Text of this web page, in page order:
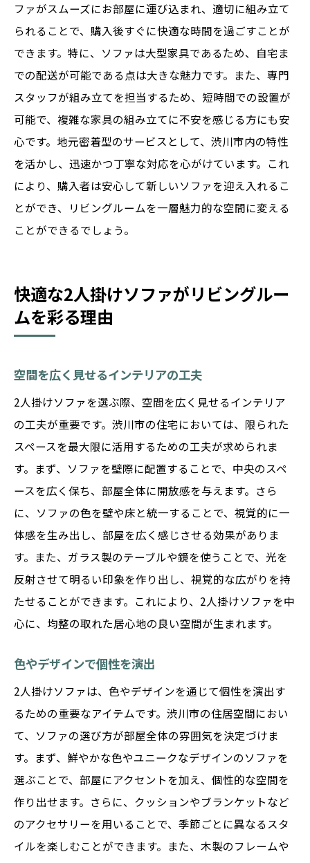
ファがスムーズにお部屋に運び込まれ、適切に組み立て
られることで、購入後すぐに快適な時間を過ごすことが
できます。特に、ソファは大型家具であるため、自宅ま
での配送が可能である点は大きな魅力です。また、専門
スタッフが組み立てを担当するため、短時間での設置が
可能で、複雑な家具の組み立てに不安を感じる方にも安
心です。地元密着型のサービスとして、渋川市内の特性
を活かし、迅速かつ丁寧な対応を心がけています。これ
により、購入者は安心して新しいソファを迎え入れるこ
とができ、リビングルームを一層魅力的な空間に変える
ことができるでしょう。
快適な2人掛けソファがリビングルー
ムを彩る理由
空間を広く見せるインテリアの工夫
2人掛けソファを選ぶ際、空間を広く見せるインテリア
の工夫が重要です。渋川市の住宅においては、限られた
スペースを最大限に活用するための工夫が求められま
す。まず、ソファを壁際に配置することで、中央のスペ
ースを広く保ち、部屋全体に開放感を与えます。さら
に、ソファの色を壁や床と統一することで、視覚的に一
体感を生み出し、部屋を広く感じさせる効果がありま
す。また、ガラス製のテーブルや鏡を使うことで、光を
反射させて明るい印象を作り出し、視覚的な広がりを持
たせることができます。これにより、2人掛けソファを中
心に、均整の取れた居心地の良い空間が生まれます。
色やデザインで個性を演出
2人掛けソファは、色やデザインを通じて個性を演出す
るための重要なアイテムです。渋川市の住居空間におい
て、ソファの選び方が部屋全体の雰囲気を決定づけま
す。まず、鮮やかな色やユニークなデザインのソファを
選ぶことで、部屋にアクセントを加え、個性的な空間を
作り出せます。さらに、クッションやブランケットなど
のアクセサリーを用いることで、季節ごとに異なるスタ
イルを楽しむことができます。また、木製のフレームや